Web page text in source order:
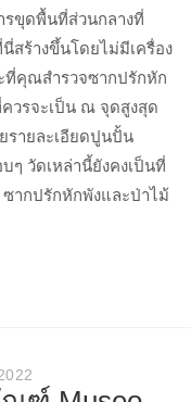
รขุดพื้นที่ส่วนกลางที่
สร้างขึ้นโดยไม่มีเครื่อง
ที่คุณสำรวจซากปรักหัก
วรจะเป็น ณ จุดสูงสุด
รายละเอียดปูนปั้น
ๆ วัดเหล่านี้ยังคงเป็นที่
ากปรักหักพังและป่าไม้